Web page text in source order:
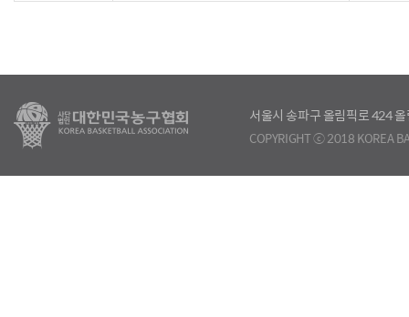
서울시 송파구 올림픽로 424
COPYRIGHT ⓒ 2018 KOREA